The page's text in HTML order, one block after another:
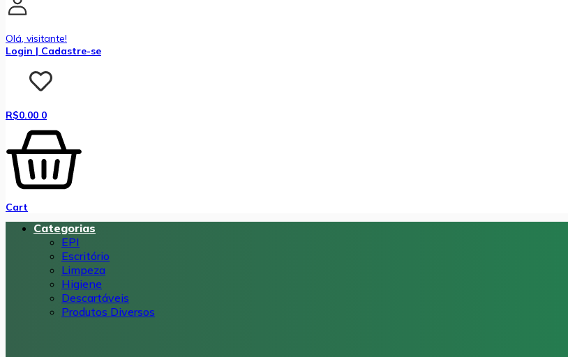
Olá, visitante!
Login | Cadastre-se
R$0.00 0
Cart
Categorias
EPI
Escritório
Limpeza
Higiene
Descartáveis
Produtos Diversos